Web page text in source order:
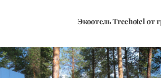
Экоотель Treehotel от